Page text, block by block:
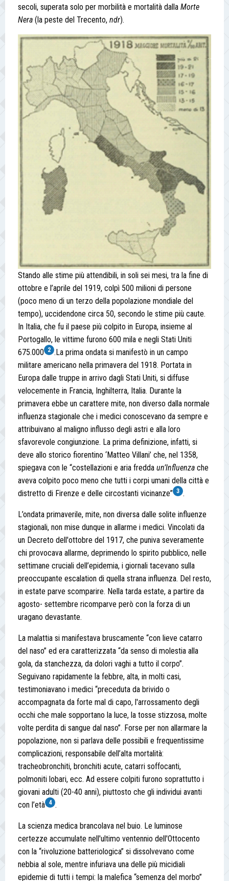
secoli, superata solo per morbilità e mortalità dalla Morte
Nera (la peste del Trecento, ndr).
Stando alle stime più attendibili, in soli sei mesi, tra la fine di
ottobre e l’aprile del 1919, colpì 500 milioni di persone
(poco meno di un terzo della popolazione mondiale del
tempo), uccidendone circa 50, secondo le stime più caute.
In Italia, che fu il paese più colpito in Europa, insieme al
Portogallo, le vittime furono 600 mila e negli Stati Uniti
675.000
2 .La prima ondata si manifestò in un campo
militare americano nella primavera del 1918. Portata in
Europa dalle truppe in arrivo dagli Stati Uniti, si diffuse
velocemente in Francia, Inghilterra, Italia. Durante la
primavera ebbe un carattere mite, non diverso dalla normale
influenza stagionale che i medici conoscevano da sempre e
attribuivano al maligno influsso degli astri e alla loro
sfavorevole congiunzione. La prima definizione, infatti, si
deve allo storico fiorentino ‘Matteo Villani’ che, nel 1358,
spiegava con le “costellazioni e aria fredda un’Influenza che
aveva colpito poco meno che tutti i corpi umani della città e
distretto di Firenze e delle circostanti vicinanze” 3 .
L’ondata primaverile, mite, non diversa dalle solite influenze
stagionali, non mise dunque in allarme i medici. Vincolati da
un Decreto dell'ottobre del 1917, che puniva severamente
chi provocava allarme, deprimendo lo spirito pubblico, nelle
settimane cruciali dell’epidemia, i giornali tacevano sulla
preoccupante escalation di quella strana influenza. Del resto,
in estate parve scomparire. Nella tarda estate, a partire da
agosto- settembre ricomparve però con la forza di un
uragano devastante.
La malattia si manifestava bruscamente “con lieve catarro
del naso” ed era caratterizzata “da senso di molestia alla
gola, da stanchezza, da dolori vaghi a tutto il corpo”.
Seguivano rapidamente la febbre, alta, in molti casi,
testimoniavano i medici “preceduta da brivido o
accompagnata da forte mal di capo, l'arrossamento degli
occhi che male sopportano la luce, la tosse stizzosa, molte
volte perdita di sangue dal naso”. Forse per non allarmare la
popolazione, non si parlava delle possibili e frequentissime
complicazioni, responsabile dell’alta mortalità:
tracheobronchiti, bronchiti acute, catarri soffocanti,
polmoniti lobari, ecc. Ad essere colpiti furono soprattutto i
giovani adulti (20-40 anni), piuttosto che gli individui avanti
con l’età 4 .
La scienza medica brancolava nel buio. Le luminose
certezze accumulate nell'ultimo ventennio dell'Ottocento
con la “rivoluzione batteriologica” si dissolvevano come
nebbia al sole, mentre infuriava una delle più micidiali
epidemie di tutti i tempi: la malefica “semenza del morbo”